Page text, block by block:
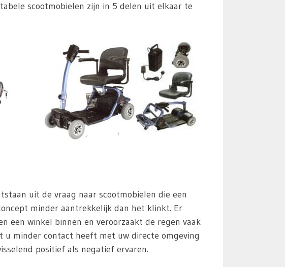
scootmobielen zijn in 5 delen uit elkaar te
uit de vraag naar scootmobielen die een
minder aantrekkelijk dan het klinkt. Er
een winkel binnen en veroorzaakt de regen vaak
u minder contact heeft met uw directe omgeving
positief als negatief ervaren.